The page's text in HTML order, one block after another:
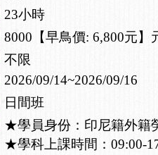
23小時
8000【早鳥價: 6,800元】
不限
2026/09/14~2026/09/16
日間班
★學員身份：印尼籍外籍
★學科上課時間：09:00-